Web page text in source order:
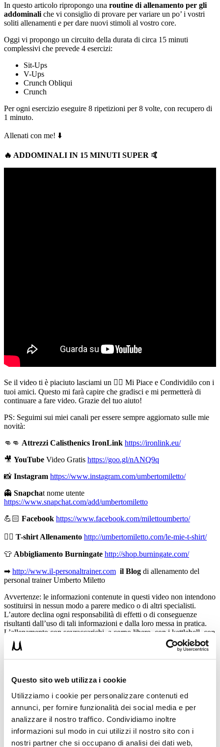
Questo sito web utilizza i cookie
Utilizziamo i cookie per personalizzare contenuti ed
annunci, per fornire funzionalità dei social media e per
analizzare il nostro traffico. Condividiamo inoltre
informazioni sul modo in cui utilizzi il nostro sito con i
nostri partner che si occupano di analisi dei dati web,
In questo articolo ripropongo una routine di allenamento per gli
addominali che vi consiglio di provare per variare un po’ i vostri
soliti allenamenti e per dare nuovi stimoli al vostro core.
Oggi vi propongo un circuito della durata di circa 15 minuti
complessivi che prevede 4 esercizi:
Sit-Ups
V-Ups
Crunch Obliqui
Crunch
Per ogni esercizio eseguire 8 ripetizioni per 8 volte, con recupero di
1 minuto.
Allenati con me! ⬇️
🔥 ADDOMINALI IN 15 MINUTI SUPER 🤙
Se il video ti è piaciuto lasciami un 👍🏻 Mi Piace e Condividilo con i
tuoi amici. Questo mi farà capire che gradisci e mi permetterà di
continuare a fare video. Grazie del tuo aiuto!
PS: Seguimi sui miei canali per essere sempre aggiornato sulle mie
novità:
👊👊 Attrezzi Calisthenics IronLink https://ironlink.eu/
🎥 YouTube Video Gratis https://goo.gl/nANQ9q
📸 Instagram https://www.instagram.com/umbertomiletto/
👻 Snapchat nome utente
https://www.snapchat.com/add/umbertomiletto
💪🏻 Facebook https://www.facebook.com/milettoumberto/
🏋🏻 T-shirt Allenamento http://umbertomiletto.com/le-mie-t-shirt/
👕 Abbigliamento Burningate http://shop.burningate.com/
➡ http://www.il-personaltrainer.com il Blog di allenamento del
personal trainer Umberto Miletto
Avvertenze: le informazioni contenute in questi video non intendono
sostituirsi in nessun modo a parere medico o di altri specialisti.
L’autore declina ogni responsabilità di effetti o di conseguenze
risultanti dall’uso di tali informazioni e dalla loro messa in pratica.
L’allenamento con sovraccarichi, a corpo libero, con i kettlebell, con
il trx, e con altri attrezzi può causare infortuni, si consiglia pertanto
di prestare la massima attenzione e di eseguire esercizi e
metodologie adatte al proprio livello di forma. Consultare il proprio
fisica o regime alimentare.
Condividi:
Facebook